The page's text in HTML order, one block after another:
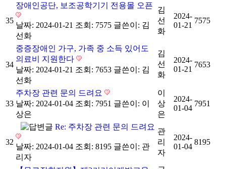
35
장애인공단, 보조공학기기 전용몰 오픈
날짜: 2024-01-21 조회: 7575 글쓴이: 김
선화
김
선
화
2024-
01-21
7575
34
중증장애인 가구, 가족 중 소득 있어도
의료비 지원한다
날짜: 2024-01-21 조회: 7653 글쓴이: 김
선화
김
선
화
2024-
01-21
7653
33
주차장 관련 문의 드려요
날짜: 2024-01-04 조회: 7951 글쓴이: 이
상은
이
상
은
2024-
01-04
7951
32
Re: 주차장 관련 문의 드려요
날짜: 2024-01-04 조회: 8195 글쓴이: 관
리자
관
리
자
2024-
01-04
8195